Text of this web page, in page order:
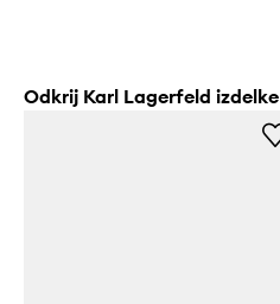
Odkrij Karl Lagerfeld izdelke